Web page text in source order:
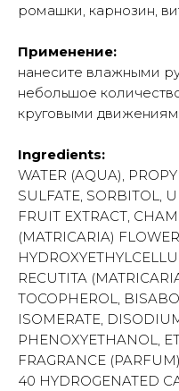
ромашки, карнозин,
Применение:
нанесите влажными
небольшое
круговыми
Ingredients:
WATER (AQUA),
SULFATE, SORBITOL,
FRUIT EXTRACT,
(MATRICARIA)
RECUTITA
TOCOPHEROL,
ISOMERATE,
PHENOXYETHANOL,
FRAGRANCE
40 HYDROGENATED